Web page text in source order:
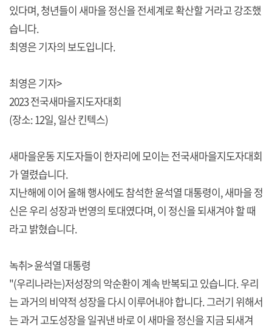
있다며, 청년들이 새마을 정신을 전세계로 확산할 거라고 강조했
습니다.
최영은 기자의 보도입니다.
최영은 기자>
2023 전국새마을지도자대회
(장소: 12일, 일산 킨텍스)
새마을운동 지도자들이 한자리에 모이는 전국새마을지도자대회
가 열렸습니다.
지난해에 이어 올해 행사에도 참석한 윤석열 대통령이, 새마을 정
신은 우리 성장과 번영의 토대였다며, 이 정신을 되새겨야 할 때
라고 밝혔습니다.
녹취> 윤석열 대통령
"(우리나라는)저성장의 악순환이 계속 반복되고 있습니다. 우리
는 과거의 비약적 성장을 다시 이루어내야 합니다. 그러기 위해서
는 과거 고도성장을 일궈낸 바로 이 새마을 정신을 지금 되새겨